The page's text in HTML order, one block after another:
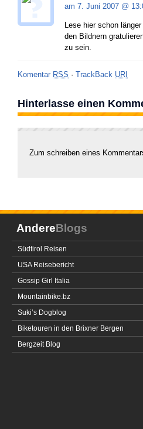
am 7. Juni 2007 @
Lese hier schon
den Bildnern
zu sein.
Komentar RSS · TrackBack URI
Hinterlasse einen
Zum schreiben eines
AndereBlogs
Südtirol Reisen
USA Reisebericht
Gossip Girl Italia
Mountainbike.bz
Suki’s Dogblog
Biketouren in den Brixner Bergen
Bergzeit Blog